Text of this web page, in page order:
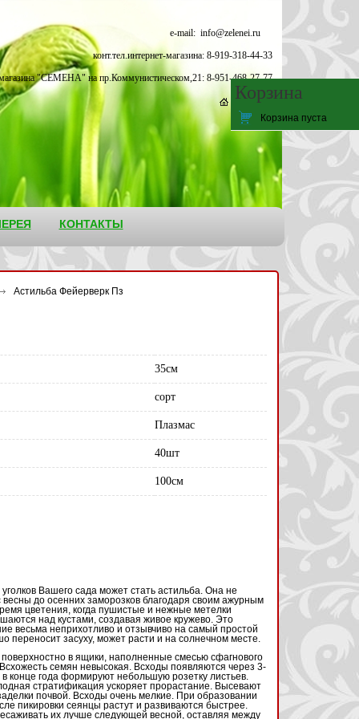
e-mail: info@zelenei.ru
конт.тел.интернет-магазина: 8-919-318-44-33
магазина "СЕМЕНА" на пр.Коммунистическом,21: 8-951-468-27-77
КОНТАКТЫ
Корзина
Корзина пуста
Астильба Фейерверк Пз
35см
сорт
Плазмас
40шт
100см
Вашего сада может стать астильба. Она не
весны до осенних заморозков благодаря своим ажурным
цветения, когда пушистые и нежные метелки
над кустами, создавая живое кружево. Это
весьма неприхотливо и отзывчиво на самый простой
переносит засуху, может расти и на солнечном месте.
в ящики, наполненные смесью сфагнового
семян невысокая. Всходы появляются через 3-
конце года формируют небольшую розетку листьев.
стратификация ускоряет прорастание. Высевают
почвой. Всходы очень мелкие. При образовании
пикировки сеянцы растут и развиваются быстрее.
их лучше следующей весной, оставляя между